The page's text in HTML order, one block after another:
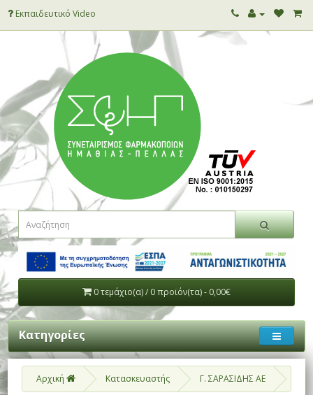
Εκπαιδευτικό Video
0 τεμάχιο(α) / 0 προϊόν(τα) - 0,00€
Κατηγορίες
Αρχική Κατασκευαστής Γ. ΣΑΡΑΣΙΔΗΣ ΑΕ